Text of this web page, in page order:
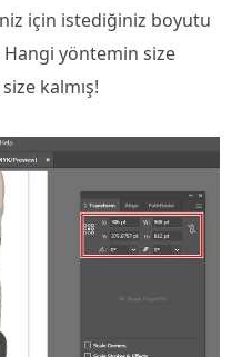
için istediğiniz boyutu
yöntemin size
kalmış!